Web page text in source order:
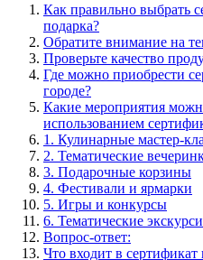
Как правильно выбрать
подарка?
Обратите внимание на
Проверьте качество
Где можно приобрести
городе?
Какие мероприятия
использованием
1. Кулинарные мастер-
2. Тематические
3. Подарочные корзины
4. Фестивали и ярмарки
5. Игры и конкурсы
6. Тематические
Вопрос-ответ:
Что входит в сертификат